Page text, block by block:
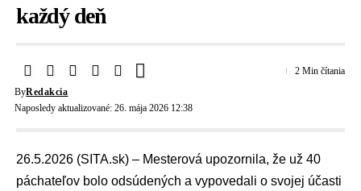
každý deň
Naposledy aktualizované: 26. mája 2026 12:38
ByRedakcia
2 Min čítania
26.5.2026 (SITA.sk) – Mesterová upozornila, že už 40
páchateľov bolo odsúdených a vypovedali o svojej účasti